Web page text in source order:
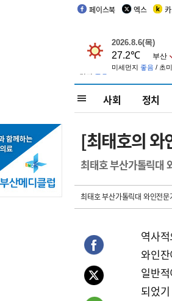
페이스북 엑스
사회 정치
[최태호의 와
최태호 부산가톨릭대
최태호 부산가톨릭대 와인전
역사
와인
일반
되었